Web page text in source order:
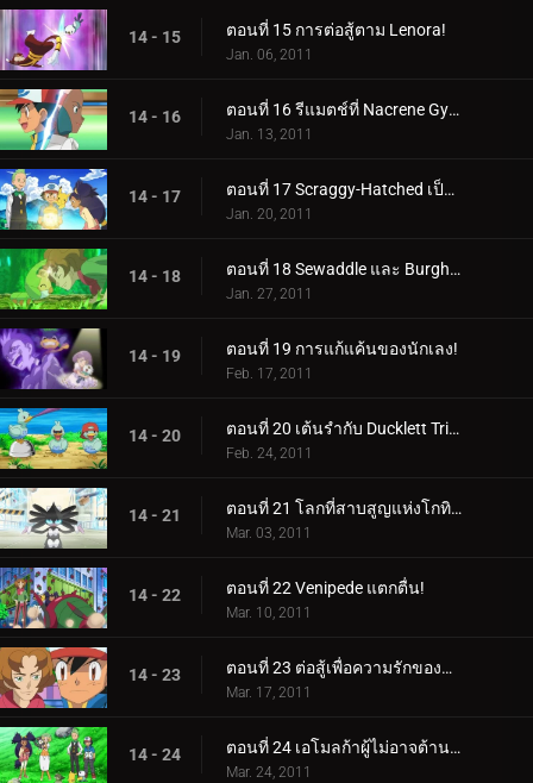
14 - 15 ตอนที่ 15 การต่อสู้ตาม Lenora!
Jan. 06, 2011
14 - 16 ตอนที่ 16 รีแมตช์ที่ Nacrene Gym!
Jan. 13, 2011
14 - 17 ตอนที่ 17 Scraggy-Hatched เป็นป่า!
Jan. 20, 2011
14 - 18 ตอนที่ 18 Sewaddle และ Burgh ในป่า Pinwheel!
Jan. 27, 2011
14 - 19 ตอนที่ 19 การแก้แค้นของนักเลง!
Feb. 17, 2011
14 - 20 ตอนที่ 20 เต้นรำกับ Ducklett Trio!
Feb. 24, 2011
14 - 21 ตอนที่ 21 โลกที่สาบสูญแห่งโกทิเทล!
Mar. 03, 2011
14 - 22 ตอนที่ 22 Venipede แตกตื่น!
Mar. 10, 2011
14 - 23 ตอนที่ 23 ต่อสู้เพื่อความรักของพวกแมลง!
Mar. 17, 2011
14 - 24 ตอนที่ 24 เอโมลก้าผู้ไม่อาจต้านทานได้!
Mar. 24, 2011